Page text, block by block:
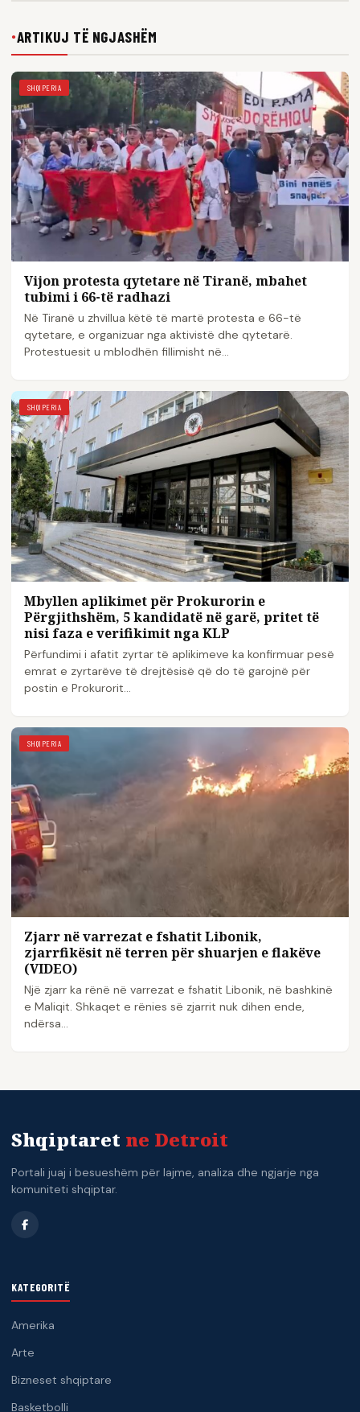
●ARTIKUJ TË NGJASHËM
SHQIPERIA
Vijon protesta qytetare në Tiranë, mbahet
tubimi i 66-të radhazi
Në Tiranë u zhvillua këtë të martë protesta e 66-të
qytetare, e organizuar nga aktivistë dhe qytetarë.
Protestuesit u mblodhën fillimisht në…
SHQIPERIA
Mbyllen aplikimet për Prokurorin e
Përgjithshëm, 5 kandidatë në garë, pritet të
nisi faza e verifikimit nga KLP
Përfundimi i afatit zyrtar të aplikimeve ka konfirmuar pesë
emrat e zyrtarëve të drejtësisë që do të garojnë për
postin e Prokurorit…
SHQIPERIA
Zjarr në varrezat e fshatit Libonik,
zjarrfikësit në terren për shuarjen e flakëve
(VIDEO)
Një zjarr ka rënë në varrezat e fshatit Libonik, në bashkinë
e Maliqit. Shkaqet e rënies së zjarrit nuk dihen ende,
ndërsa…
Shqiptaret ne Detroit
Portali juaj i besueshëm për lajme, analiza dhe ngjarje nga
komuniteti shqiptar.
KATEGORITË
Amerika
Arte
Bizneset shqiptare
Basketbolli